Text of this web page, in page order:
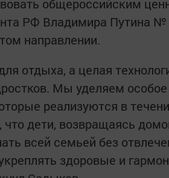
общероссийским
РФ Владимира Путина №
направлении.
отдыха, а целая
Мы уделяем
реализуются в
дети, возвращаясь
всей семьей без
здоровые и